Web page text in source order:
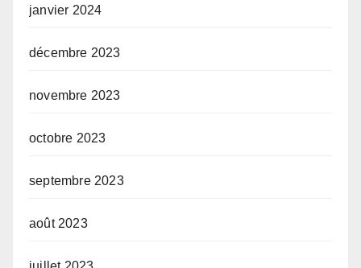
janvier 2024
décembre 2023
novembre 2023
octobre 2023
septembre 2023
août 2023